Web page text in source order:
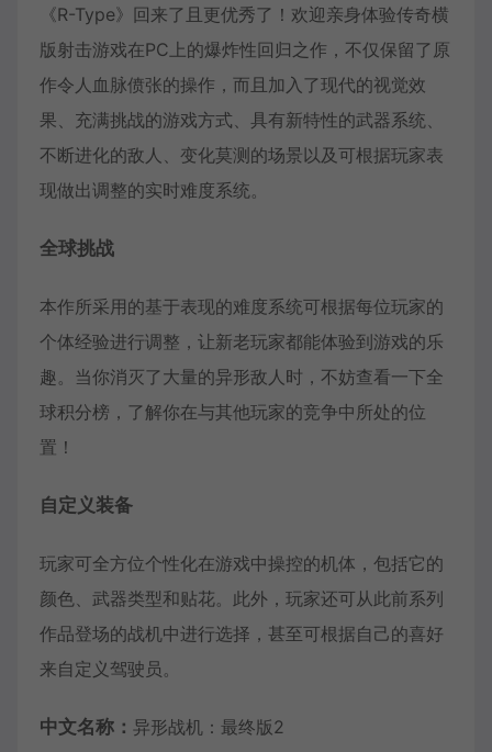
《R-Type》回来了且更优秀了！欢迎亲身体验传奇横
版射击游戏在PC上的爆炸性回归之作，不仅保留了原
作令人血脉偾张的操作，而且加入了现代的视觉效
果、充满挑战的游戏方式、具有新特性的武器系统、
不断进化的敌人、变化莫测的场景以及可根据玩家表
现做出调整的实时难度系统。
全球挑战
本作所采用的基于表现的难度系统可根据每位玩家的
个体经验进行调整，让新老玩家都能体验到游戏的乐
趣。当你消灭了大量的异形敌人时，不妨查看一下全
球积分榜，了解你在与其他玩家的竞争中所处的位
置！
自定义装备
玩家可全方位个性化在游戏中操控的机体，包括它的
颜色、武器类型和贴花。此外，玩家还可从此前系列
作品登场的战机中进行选择，甚至可根据自己的喜好
来自定义驾驶员。
中文名称： 异形战机：最终版2